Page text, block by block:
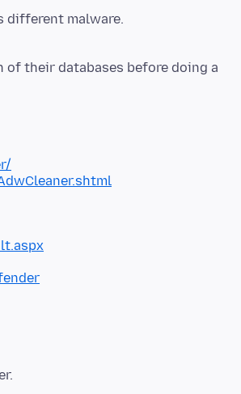
different malware.
of their databases before doing a